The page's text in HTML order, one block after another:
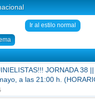
Ir al estilo normal
JORNADA 38
a las 21:00 h.